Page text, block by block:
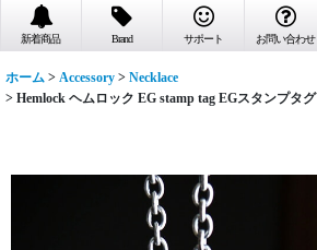
新着商品 Brand サポート お問い合わせ
ホーム > Accessory > Necklace
> Hemlock ヘムロック EG stamp tag EGスタンプタグ